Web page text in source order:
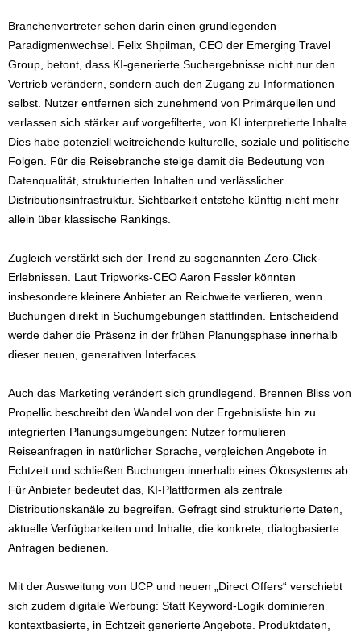
Branchenvertreter sehen darin einen grundlegenden
Paradigmenwechsel. Felix Shpilman, CEO der Emerging Travel
Group, betont, dass KI-generierte Suchergebnisse nicht nur den
Vertrieb verändern, sondern auch den Zugang zu Informationen
selbst. Nutzer entfernen sich zunehmend von Primärquellen und
verlassen sich stärker auf vorgefilterte, von KI interpretierte Inhalte.
Dies habe potenziell weitreichende kulturelle, soziale und politische
Folgen. Für die Reisebranche steige damit die Bedeutung von
Datenqualität, strukturierten Inhalten und verlässlicher
Distributionsinfrastruktur. Sichtbarkeit entstehe künftig nicht mehr
allein über klassische Rankings.
Zugleich verstärkt sich der Trend zu sogenannten Zero-Click-
Erlebnissen. Laut Tripworks-CEO Aaron Fessler könnten
insbesondere kleinere Anbieter an Reichweite verlieren, wenn
Buchungen direkt in Suchumgebungen stattfinden. Entscheidend
werde daher die Präsenz in der frühen Planungsphase innerhalb
dieser neuen, generativen Interfaces.
Auch das Marketing verändert sich grundlegend. Brennen Bliss von
Propellic beschreibt den Wandel von der Ergebnisliste hin zu
integrierten Planungsumgebungen: Nutzer formulieren
Reiseanfragen in natürlicher Sprache, vergleichen Angebote in
Echtzeit und schließen Buchungen innerhalb eines Ökosystems ab.
Für Anbieter bedeutet das, KI-Plattformen als zentrale
Distributionskanäle zu begreifen. Gefragt sind strukturierte Daten,
aktuelle Verfügbarkeiten und Inhalte, die konkrete, dialogbasierte
Anfragen bedienen.
Mit der Ausweitung von UCP und neuen „Direct Offers“ verschiebt
sich zudem digitale Werbung: Statt Keyword-Logik dominieren
kontextbasierte, in Echtzeit generierte Angebote. Produktdaten,